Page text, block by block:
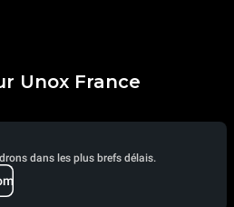
Unox France
dans les plus brefs délais.